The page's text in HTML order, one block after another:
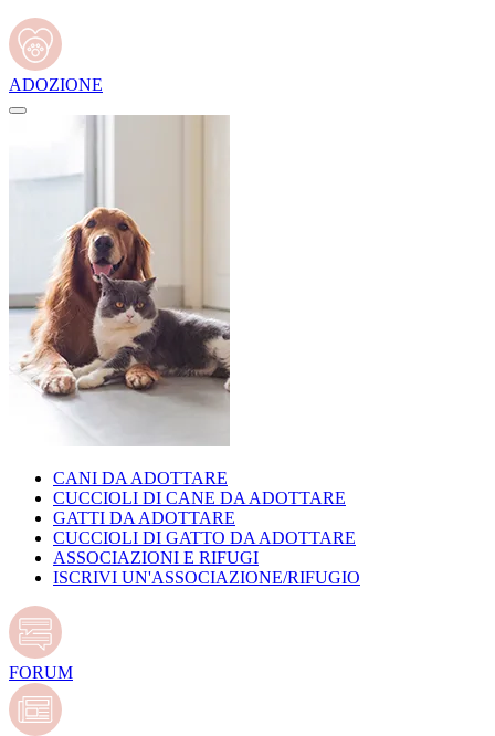
ADOZIONE
CANI DA ADOTTARE
CUCCIOLI DI CANE DA ADOTTARE
GATTI DA ADOTTARE
CUCCIOLI DI GATTO DA ADOTTARE
ASSOCIAZIONI E RIFUGI
ISCRIVI UN'ASSOCIAZIONE/RIFUGIO
FORUM